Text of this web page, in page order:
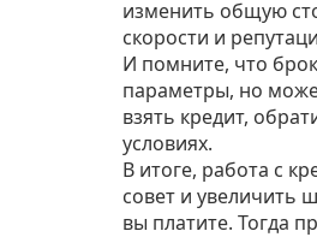
изменить общую
скорости и
И помните, что
параметры, но
взять кредит,
условиях.
В итоге, работа с
совет и увеличить
вы платите. Тогда